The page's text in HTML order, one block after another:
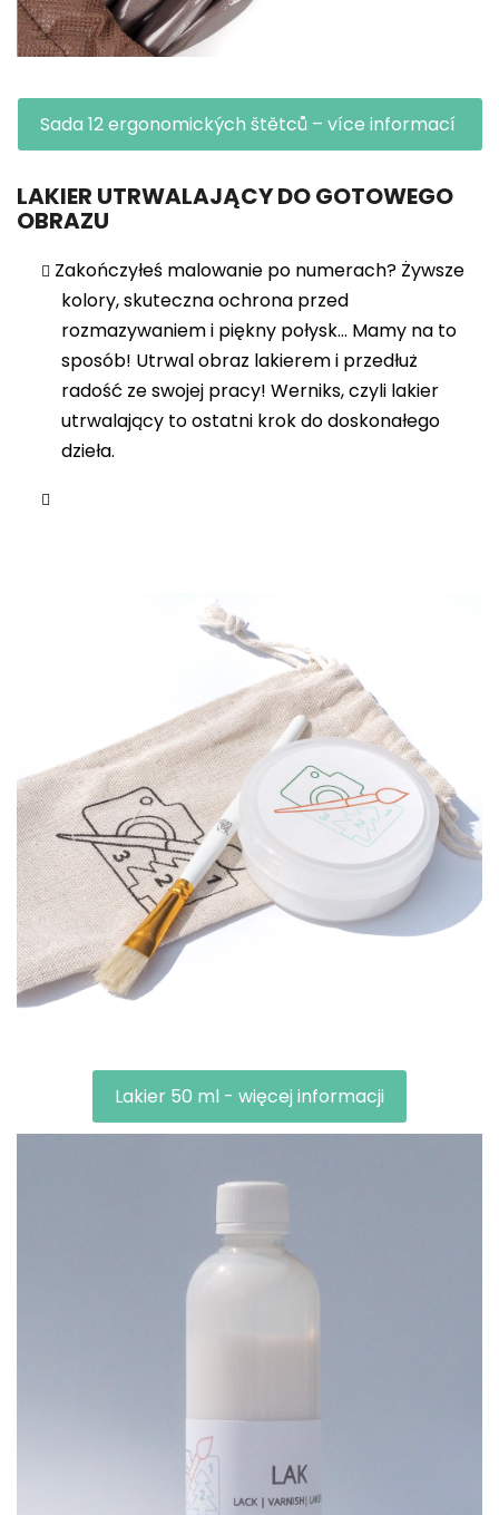
Sada 12 ergonomických štětců – více informací
LAKIER UTRWALAJĄCY DO GOTOWEGO
OBRAZU
Zakończyłeś malowanie po numerach? Żywsze
kolory, skuteczna ochrona przed
rozmazywaniem i piękny połysk... Mamy na to
sposób! Utrwal obraz lakierem i przedłuż
radość ze swojej pracy! Werniks, czyli lakier
utrwalający to ostatni krok do doskonałego
dzieła.
Lakier 50 ml - więcej informacji